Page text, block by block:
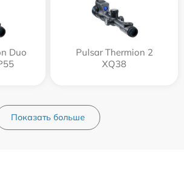
Duo
Pulsar Thermion 2
XQ38
Показать больше